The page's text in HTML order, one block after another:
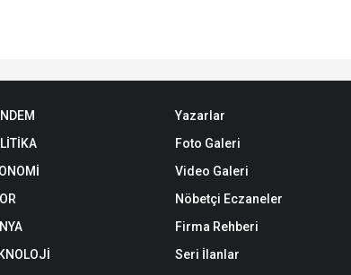
Yazarlar
Foto Galeri
Video Galeri
Nöbetçi Eczaneler
Firma Rehberi
Seri İlanlar